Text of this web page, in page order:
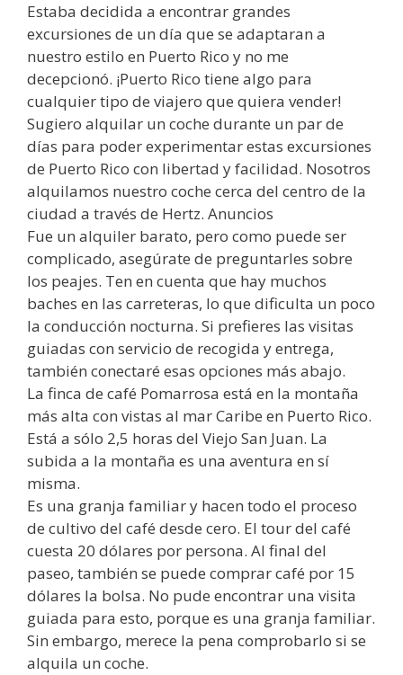
Estaba decidida a encontrar grandes
excursiones de un día que se adaptaran a
nuestro estilo en Puerto Rico y no me
decepcionó. ¡Puerto Rico tiene algo para
cualquier tipo de viajero que quiera vender!
Sugiero alquilar un coche durante un par de
días para poder experimentar estas excursiones
de Puerto Rico con libertad y facilidad. Nosotros
alquilamos nuestro coche cerca del centro de la
ciudad a través de Hertz. Anuncios
Fue un alquiler barato, pero como puede ser
complicado, asegúrate de preguntarles sobre
los peajes. Ten en cuenta que hay muchos
baches en las carreteras, lo que dificulta un poco
la conducción nocturna. Si prefieres las visitas
guiadas con servicio de recogida y entrega,
también conectaré esas opciones más abajo.
La finca de café Pomarrosa está en la montaña
más alta con vistas al mar Caribe en Puerto Rico.
Está a sólo 2,5 horas del Viejo San Juan. La
subida a la montaña es una aventura en sí
misma.
Es una granja familiar y hacen todo el proceso
de cultivo del café desde cero. El tour del café
cuesta 20 dólares por persona. Al final del
paseo, también se puede comprar café por 15
dólares la bolsa. No pude encontrar una visita
guiada para esto, porque es una granja familiar.
Sin embargo, merece la pena comprobarlo si se
alquila un coche.